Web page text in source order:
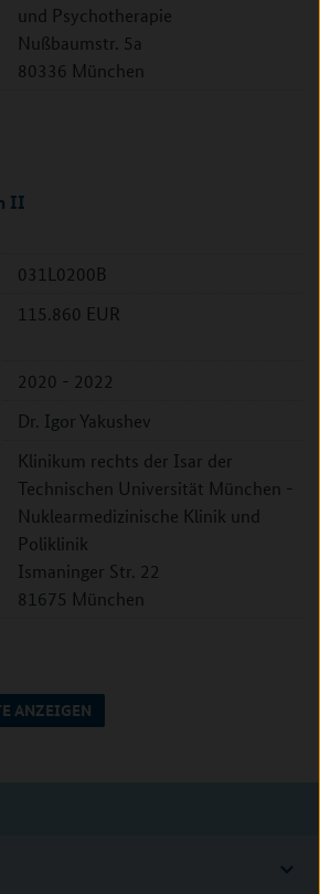
und Psychotherapie
Nußbaumstr. 5a
80336 München
II
031L0200B
115.860 EUR
2020 - 2022
Dr. Igor Yakushev
Klinikum rechts der Isar der
Technischen Universität München -
Nuklearmedizinische Klinik und
Poliklinik
Ismaninger Str. 22
81675 München
ANZEIGEN